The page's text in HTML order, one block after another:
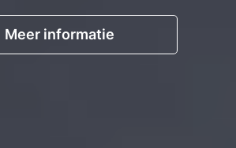
Meer informatie